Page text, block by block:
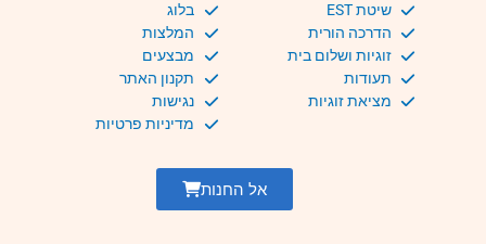
שיטת EST
הדרכה הורית
זוגיות ושלום בית
תעודות
מציאת זוגיות
בלוג
המלצות
מבצעים
תקנון האתר
נגישות
מדיניות פרטיות
אל החנות